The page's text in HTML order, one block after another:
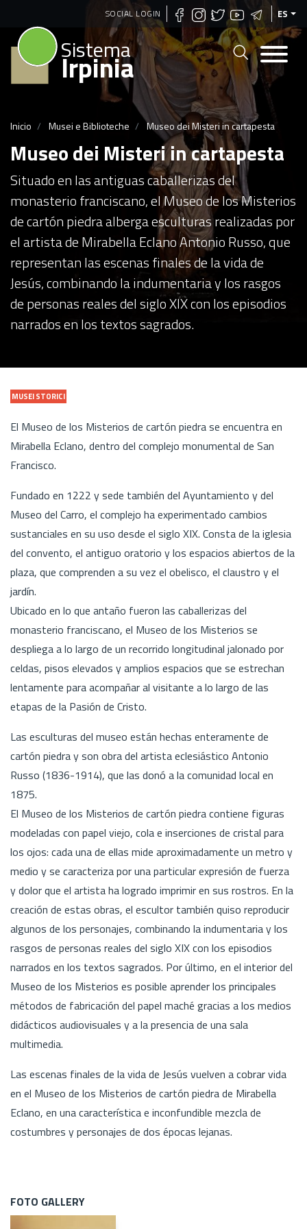
Pasar
al
contenido
principal
SOCIAL LOGIN ES
Sistema
Irpinia
Inicio Musei e Biblioteche Museo dei Misteri in cartapesta
Museo dei Misteri in cartapesta
Situado en las antiguas caballerizas del
monasterio franciscano, el Museo de los Misterios
de cartón piedra alberga esculturas realizadas por
el artista de Mirabella Eclano Antonio Russo, que
representan las escenas finales de la vida de
Jesús, combinando la indumentaria y los rasgos
de personas reales del siglo XIX con los episodios
narrados en los textos sagrados.
MUSEI STORICI
El Museo de los Misterios de cartón piedra se encuentra en
Mirabella Eclano, dentro del complejo monumental de San
Francisco.
Fundado en 1222 y sede también del Ayuntamiento y del
Museo del Carro, el complejo ha experimentado cambios
sustanciales en su uso desde el siglo XIX. Consta de la iglesia
del convento, el antiguo oratorio y los espacios abiertos de la
plaza, que comprenden a su vez el obelisco, el claustro y el
jardín.
Ubicado en lo que antaño fueron las caballerizas del
monasterio franciscano, el Museo de los Misterios se
despliega a lo largo de un recorrido longitudinal jalonado por
celdas, pisos elevados y amplios espacios que se estrechan
lentamente para acompañar al visitante a lo largo de las
etapas de la Pasión de Cristo.
Las esculturas del museo están hechas enteramente de
cartón piedra y son obra del artista eclesiástico Antonio
Russo (1836-1914), que las donó a la comunidad local en
1875.
El Museo de los Misterios de cartón piedra contiene figuras
modeladas con papel viejo, cola e inserciones de cristal para
los ojos: cada una de ellas mide aproximadamente un metro y
medio y se caracteriza por una particular expresión de fuerza
y dolor que el artista ha logrado imprimir en sus rostros. En la
creación de estas obras, el escultor también quiso reproducir
algunos de los personajes, combinando la indumentaria y los
rasgos de personas reales del siglo XIX con los episodios
narrados en los textos sagrados. Por último, en el interior del
Museo de los Misterios es posible aprender los principales
métodos de fabricación del papel maché gracias a los medios
didácticos audiovisuales y a la presencia de una sala
multimedia.
Las escenas finales de la vida de Jesús vuelven a cobrar vida
en el Museo de los Misterios de cartón piedra de Mirabella
Eclano, en una característica e inconfundible mezcla de
costumbres y personajes de dos épocas lejanas.
FOTO GALLERY